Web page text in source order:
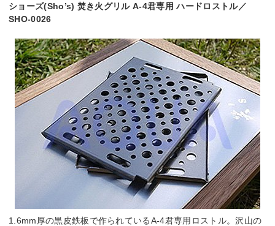
ショーズ(Sho’s) 焚き火グリル A-4君専用 ハードロストル／
SHO-0026
1.6mm厚の黒皮鉄板で作られているA-4君専用ロストル。沢山の